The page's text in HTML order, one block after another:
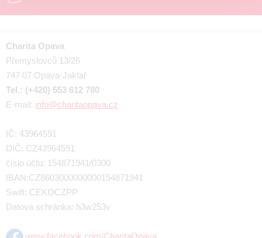
Charita Opava
Přemyslovců 13/26
747 07 Opava-Jaktař
Tel.: (+420) 553 612 780
E-mail: info@charitaopava.cz
IČ: 43964591
DIČ: CZ43964591
číslo účtu: 154871941/0300
IBAN:CZ8603000000000154871941
Swift: CEKOCZPP
Datová schránka: h3w253v
www.facebook.com/CharitaOpava